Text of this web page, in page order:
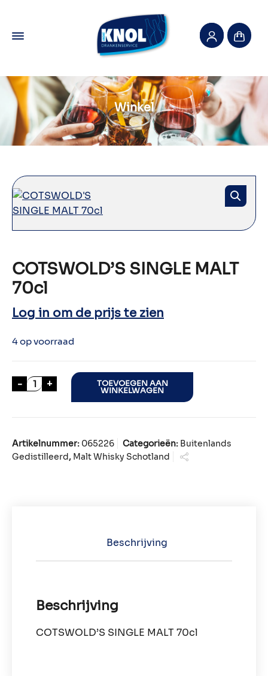
Winkel
COTSWOLD’S SINGLE MALT
70cl
Log in om de prijs te zien
4 op voorraad
- COTSWOLD'S SINGLE MALT 70cl aantal
+ TOEVOEGEN AAN
WINKELWAGEN
Artikelnummer: 065226 Categorieën: Buitenlands
Gedistilleerd, Malt Whisky Schotland
Beschrijving
Beschrijving
COTSWOLD’S SINGLE MALT 70cl